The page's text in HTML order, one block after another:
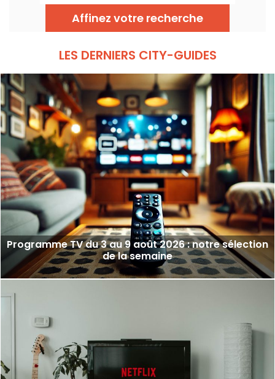
Affinez votre recherche
LES DERNIERS CITY-GUIDES
Programme TV du 3 au 9 août 2026 : notre sélection
de la semaine